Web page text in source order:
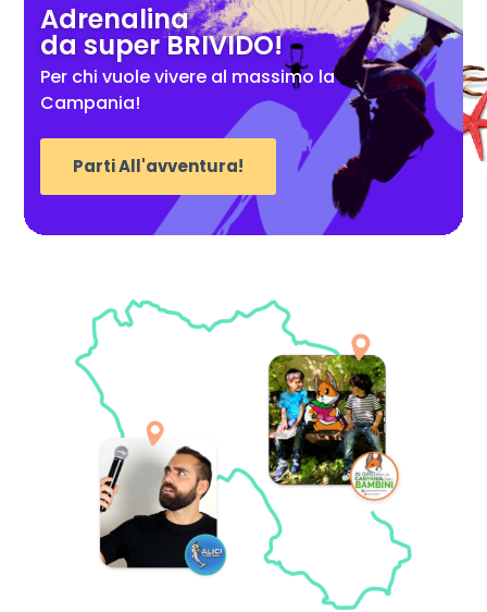
Adrenalina
da super BRIVIDO!
Per chi vuole vivere al massimo la
Campania!
Parti All'avventura!